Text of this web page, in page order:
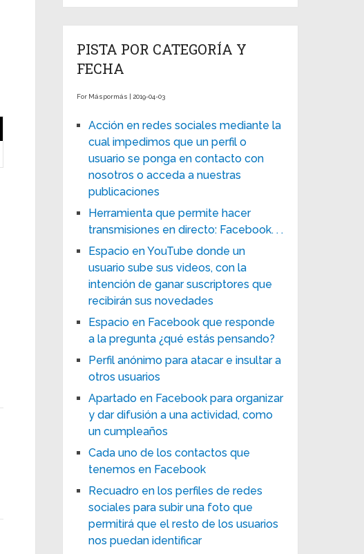
PISTA POR CATEGORÍA Y
FECHA
For Máspormás | 2019-04-03
Acción en redes sociales mediante la
cual impedimos que un perfil o
usuario se ponga en contacto con
nosotros o acceda a nuestras
publicaciones
Herramienta que permite hacer
transmisiones en directo: Facebook. . .
Espacio en YouTube donde un
usuario sube sus videos, con la
intención de ganar suscriptores que
recibirán sus novedades
Espacio en Facebook que responde
a la pregunta ¿qué estás pensando?
Perfil anónimo para atacar e insultar a
otros usuarios
Apartado en Facebook para organizar
y dar difusión a una actividad, como
un cumpleaños
Cada uno de los contactos que
tenemos en Facebook
Recuadro en los perfiles de redes
sociales para subir una foto que
permitirá que el resto de los usuarios
nos puedan identificar